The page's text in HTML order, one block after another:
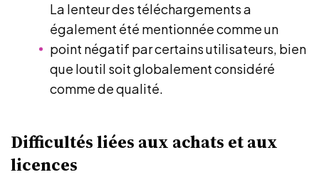
La lenteur des téléchargements a
également été mentionnée comme un
point négatif par certains utilisateurs, bien
que loutil soit globalement considéré
comme de qualité.
Difficultés liées aux achats et aux
licences